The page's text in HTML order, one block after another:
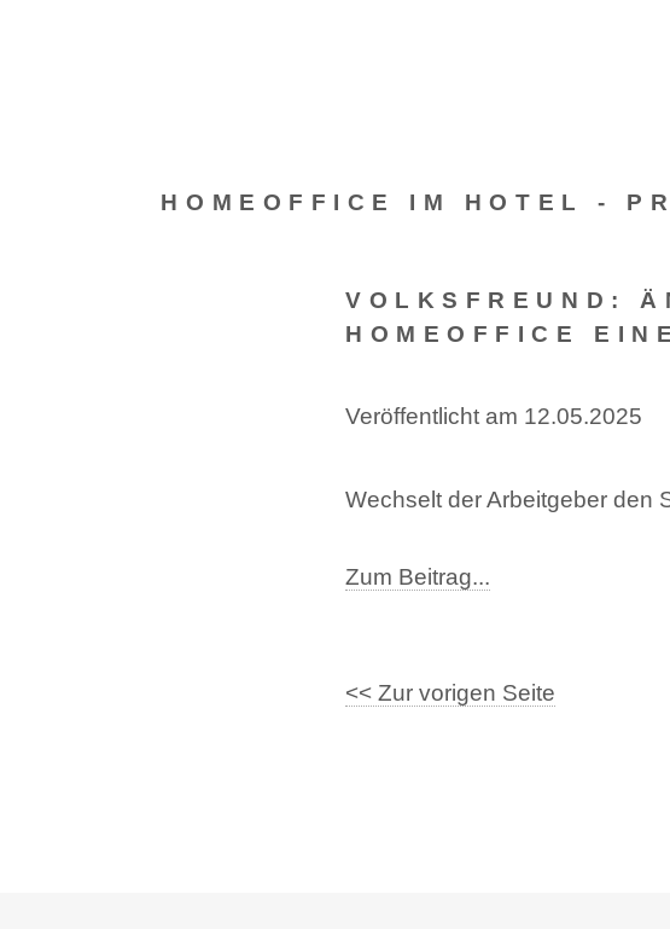
HOMEOFFICE IM HOTEL -
VOLKSFREUND:
HOMEOFFICE
Veröffentlicht am 12.05.2025
Wechselt der Arbeitgeber den
Zum Beitrag...
<< Zur vorigen Seite